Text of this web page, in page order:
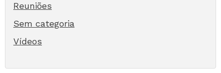
Reuniões
Sem categoria
Vídeos